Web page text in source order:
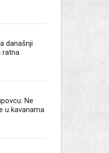
današnji
ratna
Ne
u kavanama